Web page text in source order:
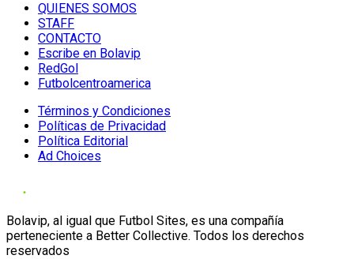
QUIENES SOMOS
STAFF
CONTACTO
Escribe en Bolavip
RedGol
Futbolcentroamerica
Términos y Condiciones
Políticas de Privacidad
Política Editorial
Ad Choices
Bolavip, al igual que Futbol Sites, es una compañía
perteneciente a Better Collective. Todos los derechos
reservados